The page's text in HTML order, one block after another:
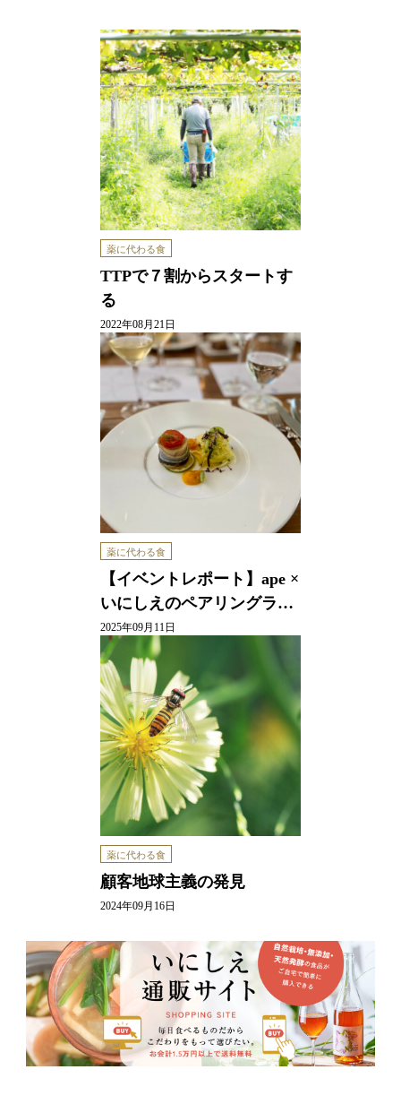
薬に代わる食
TTPで７割からスタートす
る
2022年08月21日
薬に代わる食
【イベントレポート】ape ×
いにしえのペアリングラ…
2025年09月11日
薬に代わる食
顧客地球主義の発見
2024年09月16日